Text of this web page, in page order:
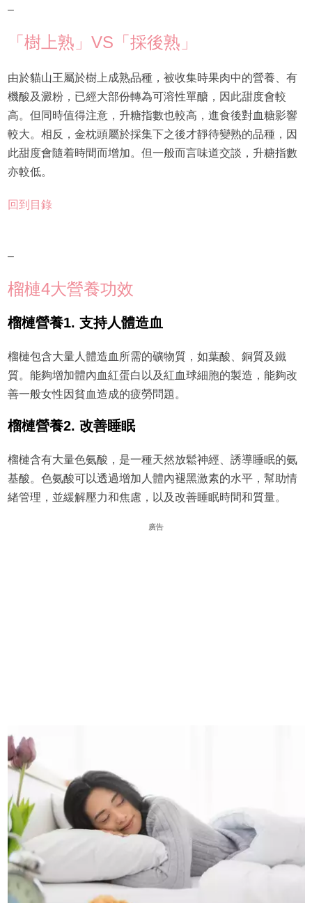
–
「樹上熟」VS「採後熟」
由於貓山王屬於樹上成熟品種，被收集時果肉中的營養、有
機酸及澱粉，已經大部份轉為可溶性單醣，因此甜度會較
高。但同時值得注意，升糖指數也較高，進食後對血糖影響
較大。相反，金枕頭屬於採集下之後才靜待變熟的品種，因
此甜度會隨着時間而增加。但一般而言味道交談，升糖指數
亦較低。
回到目錄
–
榴槤4大營養功效
榴槤營養1. 支持人體造血
榴槤包含大量人體造血所需的礦物質，如葉酸、銅質及鐵
質。能夠增加體內血紅蛋白以及紅血球細胞的製造，能夠改
善一般女性因貧血造成的疲勞問題。
榴槤營養2. 改善睡眠
榴槤含有大量色氨酸，是一種天然放鬆神經、誘導睡眠的氨
基酸。色氨酸可以透過增加人體內褪黑激素的水平，幫助情
緒管理，並緩解壓力和焦慮，以及改善睡眠時間和質量。
廣告